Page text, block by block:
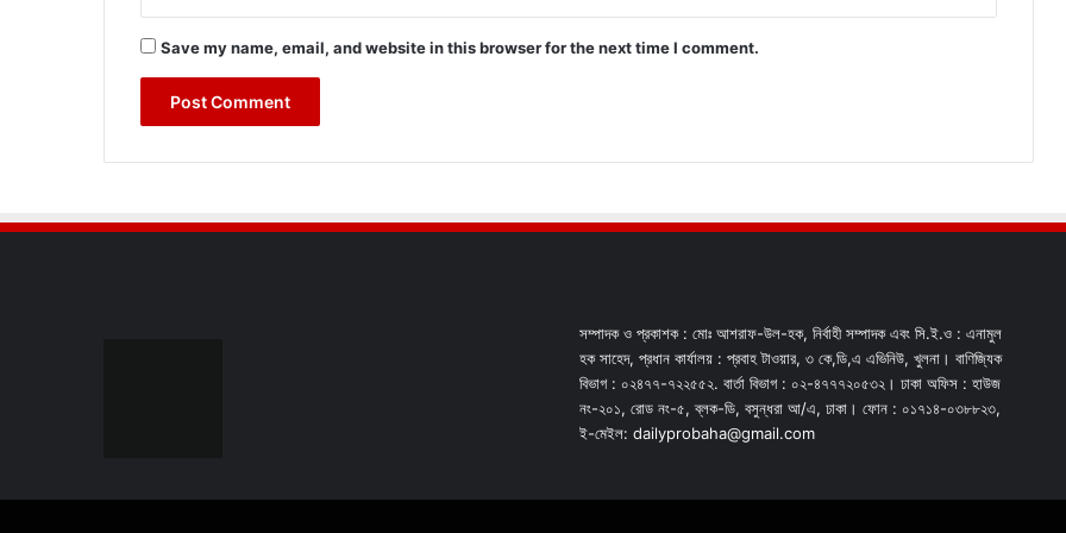
Save my name, email, and website in this browser for the next time I comment.
সম্পাদক ও প্রকাশক : মোঃ আশরাফ-উল-হক, নির্বাহী সম্পাদক এবং সি.ই.ও : এনামুল
হক সাহেদ, প্রধান কার্যালয় : প্রবাহ টাওয়ার, ৩ কে,ডি,এ এভিনিউ, খুলনা। বাণিজ্যিক
বিভাগ : ০২৪৭৭-৭২২৫৫২. বার্তা বিভাগ : ০২-৪৭৭৭২০৫৩২। ঢাকা অফিস : হাউজ
নং-২০১, রোড নং-৫, ব্লক-ডি, বসুন্ধরা আ/এ, ঢাকা। ফোন : ০১৭১৪-০৩৮৮২৩,
ই-মেইল: dailyprobaha@gmail.com